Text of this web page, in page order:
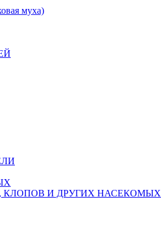
муха)
КЛОПОВ И ДРУГИХ НАСЕКОМЫХ